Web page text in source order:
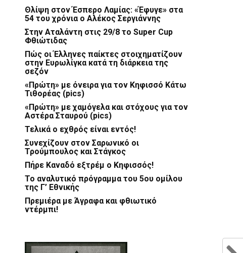
Θλίψη στον Έσπερο Λαμίας: «Έφυγε» στα
54 του χρόνια ο Αλέκος Σεργιάννης
Στην Αταλάντη στις 29/8 το Super Cup
Φθιώτιδας
Πώς οι Έλληνες παίκτες στοιχηματίζουν
στην Ευρωλίγκα κατά τη διάρκεια της
σεζόν
«Πρώτη» με όνειρα για τον Κηφισσό Κάτω
Τιθορέας (pics)
«Πρώτη» με χαμόγελα και στόχους για τον
Αστέρα Σταυρού (pics)
Τελικά ο εχθρός είναι εντός!
Συνεχίζουν στον Σαρωνικό οι
Τρούμπουλος και Στάγκος
Πήρε Καναδό εξτρέμ ο Κηφισσός!
Το αναλυτικό πρόγραμμα του 5ου ομίλου
της Γ’ Εθνικής
Πρεμιέρα με Άγραφα και φθιωτικό
ντέρμπι!